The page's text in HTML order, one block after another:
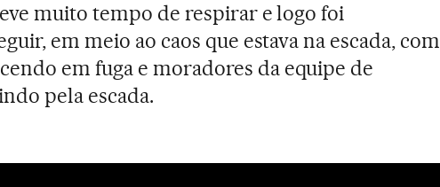
muito tempo de respirar e logo foi
em meio ao caos que estava na escada, com
em fuga e moradores da equipe de
pela escada.